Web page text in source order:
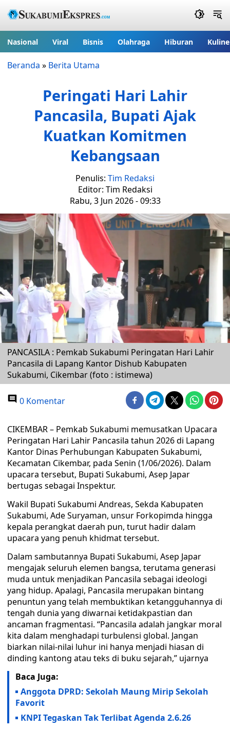
Nasional Viral Bisnis Olahraga Hiburan
Beranda » Berita Utama
Peringati Hari Lahir
Pancasila, Bupati Ajak
Kuatkan Komitmen
Kebangsaan
Penulis: Tim Redaksi
Editor: Tim Redaksi
Rabu, 3 Jun 2026 - 09:33
PANCASILA : Pemkab Sukabumi Peringatan Hari Lahir
Pancasila di Lapang Kantor Dishub Kabupaten
Sukabumi, Cikembar (foto : istimewa)
0 Komentar
CIKEMBAR – Pemkab Sukabumi memusatkan Upacara
Peringatan Hari Lahir Pancasila tahun 2026 di Lapang
Kantor Dinas Perhubungan Kabupaten Sukabumi,
Kecamatan Cikembar, pada Senin (1/06/2026). Dalam
upacara tersebut, Bupati Sukabumi, Asep Japar
bertugas sebagai Inspektur.
Wakil Bupati Sukabumi Andreas, Sekda Kabupaten
Sukabumi, Ade Suryaman, unsur Forkopimda hingga
kepala perangkat daerah pun, turut hadir dalam
upacara yang penuh khidmat tersebut.
Dalam sambutannya Bupati Sukabumi, Asep Japar
mengajak seluruh elemen bangsa, terutama generasi
muda untuk menjadikan Pancasila sebagai ideologi
yang hidup. Apalagi, Pancasila merupakan bintang
penuntun yang telah membuktikan ketangguhannya di
tengah dunia yang diwarnai ketidakpastian dan
ancaman fragmentasi. “Pancasila adalah jangkar moral
kita dalam menghadapi turbulensi global. Jangan
biarkan nilai-nilai luhur ini hanya menjadi hiasan di
dinding kantong atau teks di buku sejarah,” ujarnya
Baca Juga:
Anggota DPRD: Sekolah Maung Mirip Sekolah
Favorit
KNPI Tegaskan Tak Terlibat Agenda 2.6.26